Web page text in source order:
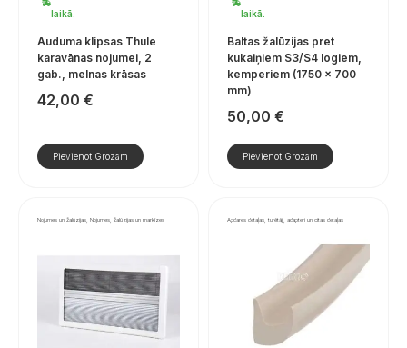
laikā.
Auduma klipsas Thule
karavānas nojumei, 2
gab., melnas krāsas
42,00 €
Pievienot Grozam
laikā.
Baltas žalūzijas pret
kukaiņiem S3/S4 logiem,
kemperiem (1750 × 700
mm)
50,00 €
Pievienot Grozam
Nojumes un žalūzijas, Nojumes, žalūzijas un markīzes Apdares detaļas, turētāji, adapteri un citas detaļas